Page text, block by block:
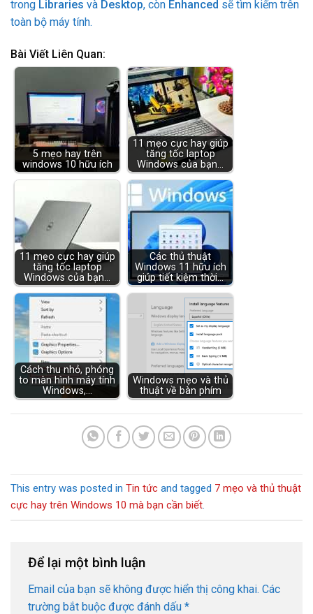
trong Libraries và Desktop, còn Enhanced sẽ tìm kiếm trên
toàn bộ máy tính.
Bài Viết Liên Quan:
5 mẹo hay trên
windows 10 hữu ích
11 mẹo cực hay giúp
tăng tốc laptop
Windows của bạn…
11 mẹo cực hay giúp
tăng tốc laptop
Windows của bạn…
Các thủ thuật
Windows 11 hữu ích
giúp tiết kiệm thời…
Cách thu nhỏ, phóng
to màn hình máy tính
Windows,…
Windows mẹo và thủ
thuật về bàn phím
This entry was posted in Tin tức and tagged 7 mẹo và thủ thuật
cực hay trên Windows 10 mà bạn cần biết.
Để lại một bình luận
Email của bạn sẽ không được hiển thị công khai. Các
trường bắt buộc được đánh dấu *